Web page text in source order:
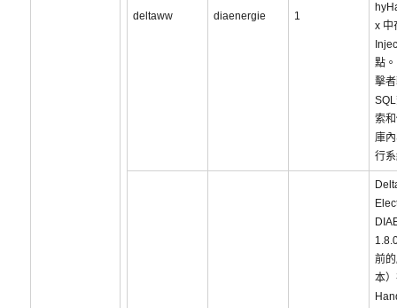
deltaww diaenergie 1
x 中
點
擊
索
庫
行
前
本